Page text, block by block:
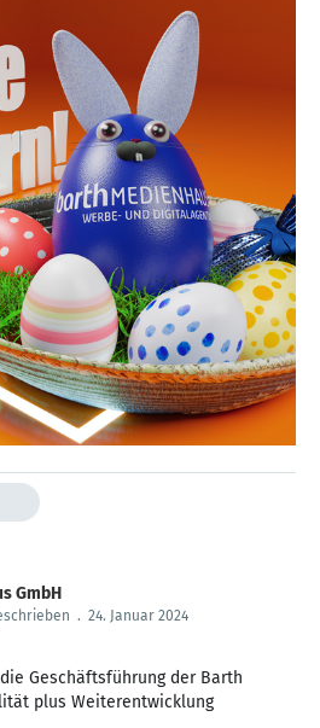
GmbH
. 24. Januar 2024
Geschäftsführung der Barth
plus Weiterentwicklung